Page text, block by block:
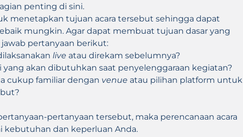
penting di sini.
menetapkan tujuan acara tersebut sehingga dapat
mungkin. Agar dapat membuat tujuan dasar yang
pertanyaan berikut:
live atau direkam sebelumnya?
yang akan dibutuhkan saat penyelenggaraan kegiatan?
cukup familiar dengan venue atau pilihan platform untuk
pertanyaan tersebut, maka perencanaan acara
kebutuhan dan keperluan Anda.